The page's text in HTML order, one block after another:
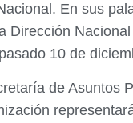
En sus
Dirección
10 de
de Asuntos